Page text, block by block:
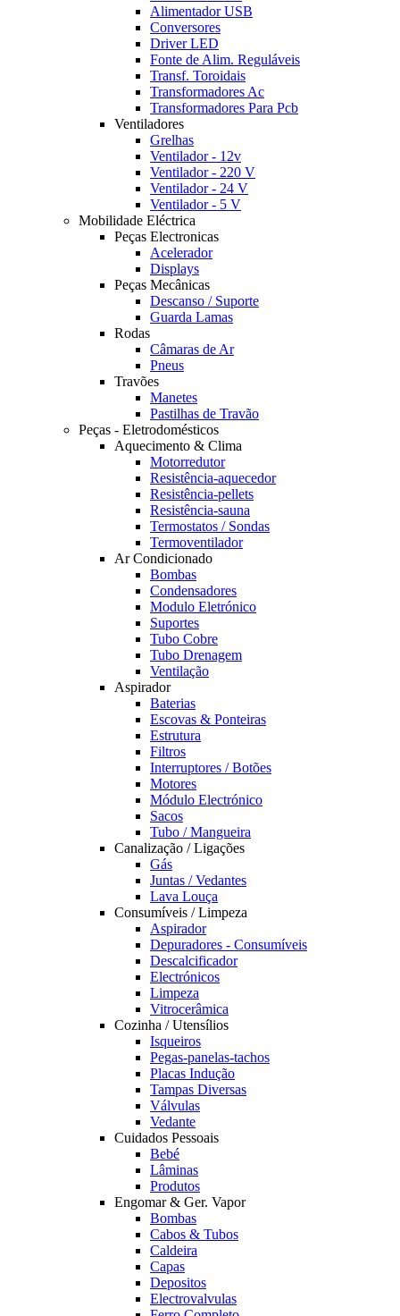
Alimentador USB
Conversores
Driver LED
Fonte de Alim. Reguláveis
Transf. Toroidais
Transformadores Ac
Transformadores Para Pcb
Ventiladores
Grelhas
Ventilador - 12v
Ventilador - 220 V
Ventilador - 24 V
Ventilador - 5 V
Mobilidade Eléctrica
Peças Electronicas
Acelerador
Displays
Peças Mecânicas
Descanso / Suporte
Guarda Lamas
Rodas
Câmaras de Ar
Pneus
Travões
Manetes
Pastilhas de Travão
Peças - Eletrodomésticos
Aquecimento & Clima
Motorredutor
Resistência-aquecedor
Resistência-pellets
Resistência-sauna
Termostatos / Sondas
Termoventilador
Ar Condicionado
Bombas
Condensadores
Modulo Eletrónico
Suportes
Tubo Cobre
Tubo Drenagem
Ventilação
Aspirador
Baterias
Escovas & Ponteiras
Estrutura
Filtros
Interruptores / Botões
Motores
Módulo Electrónico
Sacos
Tubo / Mangueira
Canalização / Ligações
Gás
Juntas / Vedantes
Lava Louça
Consumíveis / Limpeza
Aspirador
Depuradores - Consumíveis
Descalcificador
Electrónicos
Limpeza
Vitrocerâmica
Cozinha / Utensílios
Isqueiros
Pegas-panelas-tachos
Placas Indução
Tampas Diversas
Válvulas
Vedante
Cuidados Pessoais
Bebé
Lâminas
Produtos
Engomar & Ger. Vapor
Bombas
Cabos & Tubos
Caldeira
Capas
Depositos
Electrovalvulas